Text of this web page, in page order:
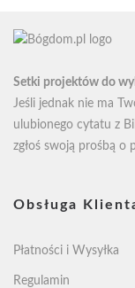
Setki projektów do
Jeśli jednak nie ma
ulubionego cytatu z
zgłoś swoją prośbą o
Obsługa
Płatności i Wysyłka
Regulamin